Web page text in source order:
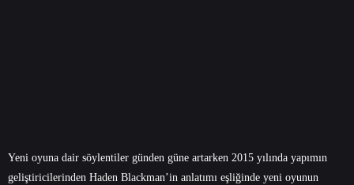
Yeni oyuna dair söylentiler günden güne artarken 2015 yılında yapımın
geliştiricilerinden Haden Blackman’in anlatımı eşliğinde yeni oyunun